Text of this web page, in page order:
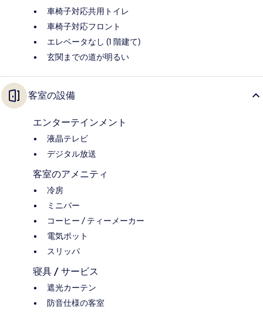
車椅子対応共用トイレ
車椅子対応フロント
エレベータなし (1 階建て)
玄関までの道が明るい
客室の設備
エンターテインメント
液晶テレビ
デジタル放送
客室のアメニティ
冷房
ミニバー
コーヒー / ティーメーカー
電気ポット
スリッパ
寝具 / サービス
遮光カーテン
防音仕様の客室